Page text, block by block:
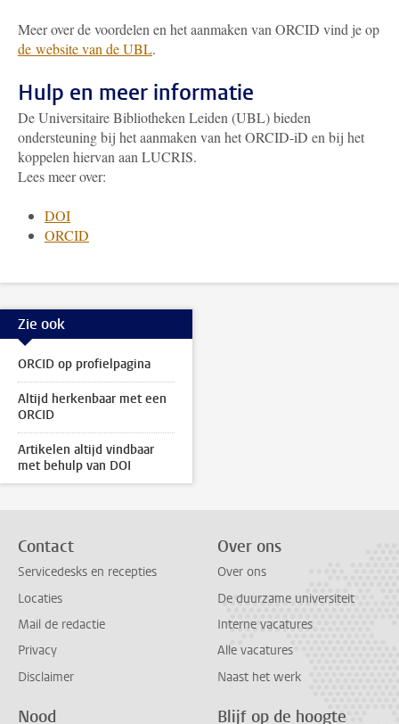
Meer over de voordelen en het aanmaken van ORCID vind je op
de website van de UBL.
Hulp en meer informatie
De Universitaire Bibliotheken Leiden (UBL) bieden
ondersteuning bij het aanmaken van het ORCID-iD en bij het
koppelen hiervan aan LUCRIS.
Lees meer over:
DOI
ORCID
Zie ook
ORCID op profielpagina
Altijd herkenbaar met een
ORCID
Artikelen altijd vindbaar
met behulp van DOI
Contact
Servicedesks en recepties
Locaties
Mail de redactie
Privacy
Disclaimer
Over ons
Over ons
De duurzame universiteit
Interne vacatures
Alle vacatures
Naast het werk
Nood Blijf op de hoogte